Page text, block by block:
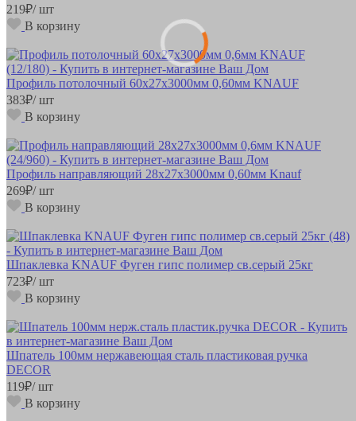
219₽/ шт
В корзину
Профиль потолочный 60х27х3000мм 0,60мм KNAUF
383₽/ шт
В корзину
Профиль направляющий 28х27х3000мм 0,60мм Knauf
269₽/ шт
В корзину
Шпаклевка KNAUF Фуген гипс полимер св.серый 25кг
723₽/ шт
В корзину
Шпатель 100мм нержавеющая сталь пластиковая ручка
DECOR
119₽/ шт
В корзину